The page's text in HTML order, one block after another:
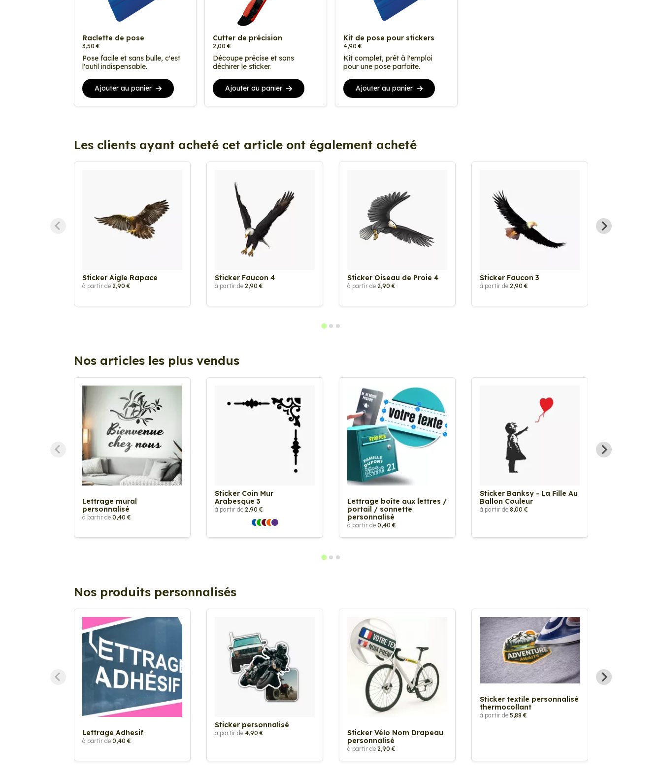
Raclette de pose
3,50 €
Pose facile et sans bulle, c'est
l'outil indispensable.
Ajouter au panier
Cutter de précision
2,00 €
Découpe précise et sans
déchirer le sticker.
Ajouter au panier
Kit de pose pour stickers
4,90 €
Kit complet, prêt à l'emploi
pour une pose parfaite.
Ajouter au panier
Les clients ayant acheté cet article ont également acheté
Sticker Aigle Rapace
à partir de 2,90 €
Sticker Faucon 4
à partir de 2,90 €
Sticker Oiseau de Proie 4
à partir de 2,90 €
Sticker Faucon 3
à partir de 2,90 €
Nos articles les plus vendus
Lettrage mural
personnalisé
à partir de 0,40 €
Sticker Coin Mur
Arabesque 3
à partir de 2,90 €
Lettrage boîte aux lettres /
portail / sonnette
personnalisé
à partir de 0,40 €
Sticker Banksy - La Fille Au
Ballon Couleur
à partir de 8,00 €
Nos produits personnalisés
Lettrage Adhesif
à partir de 0,40 €
Sticker personnalisé
à partir de 4,90 €
Sticker Vélo Nom Drapeau
personnalisé
à partir de 2,90 €
Sticker textile personnalisé
thermocollant
à partir de 5,88 €